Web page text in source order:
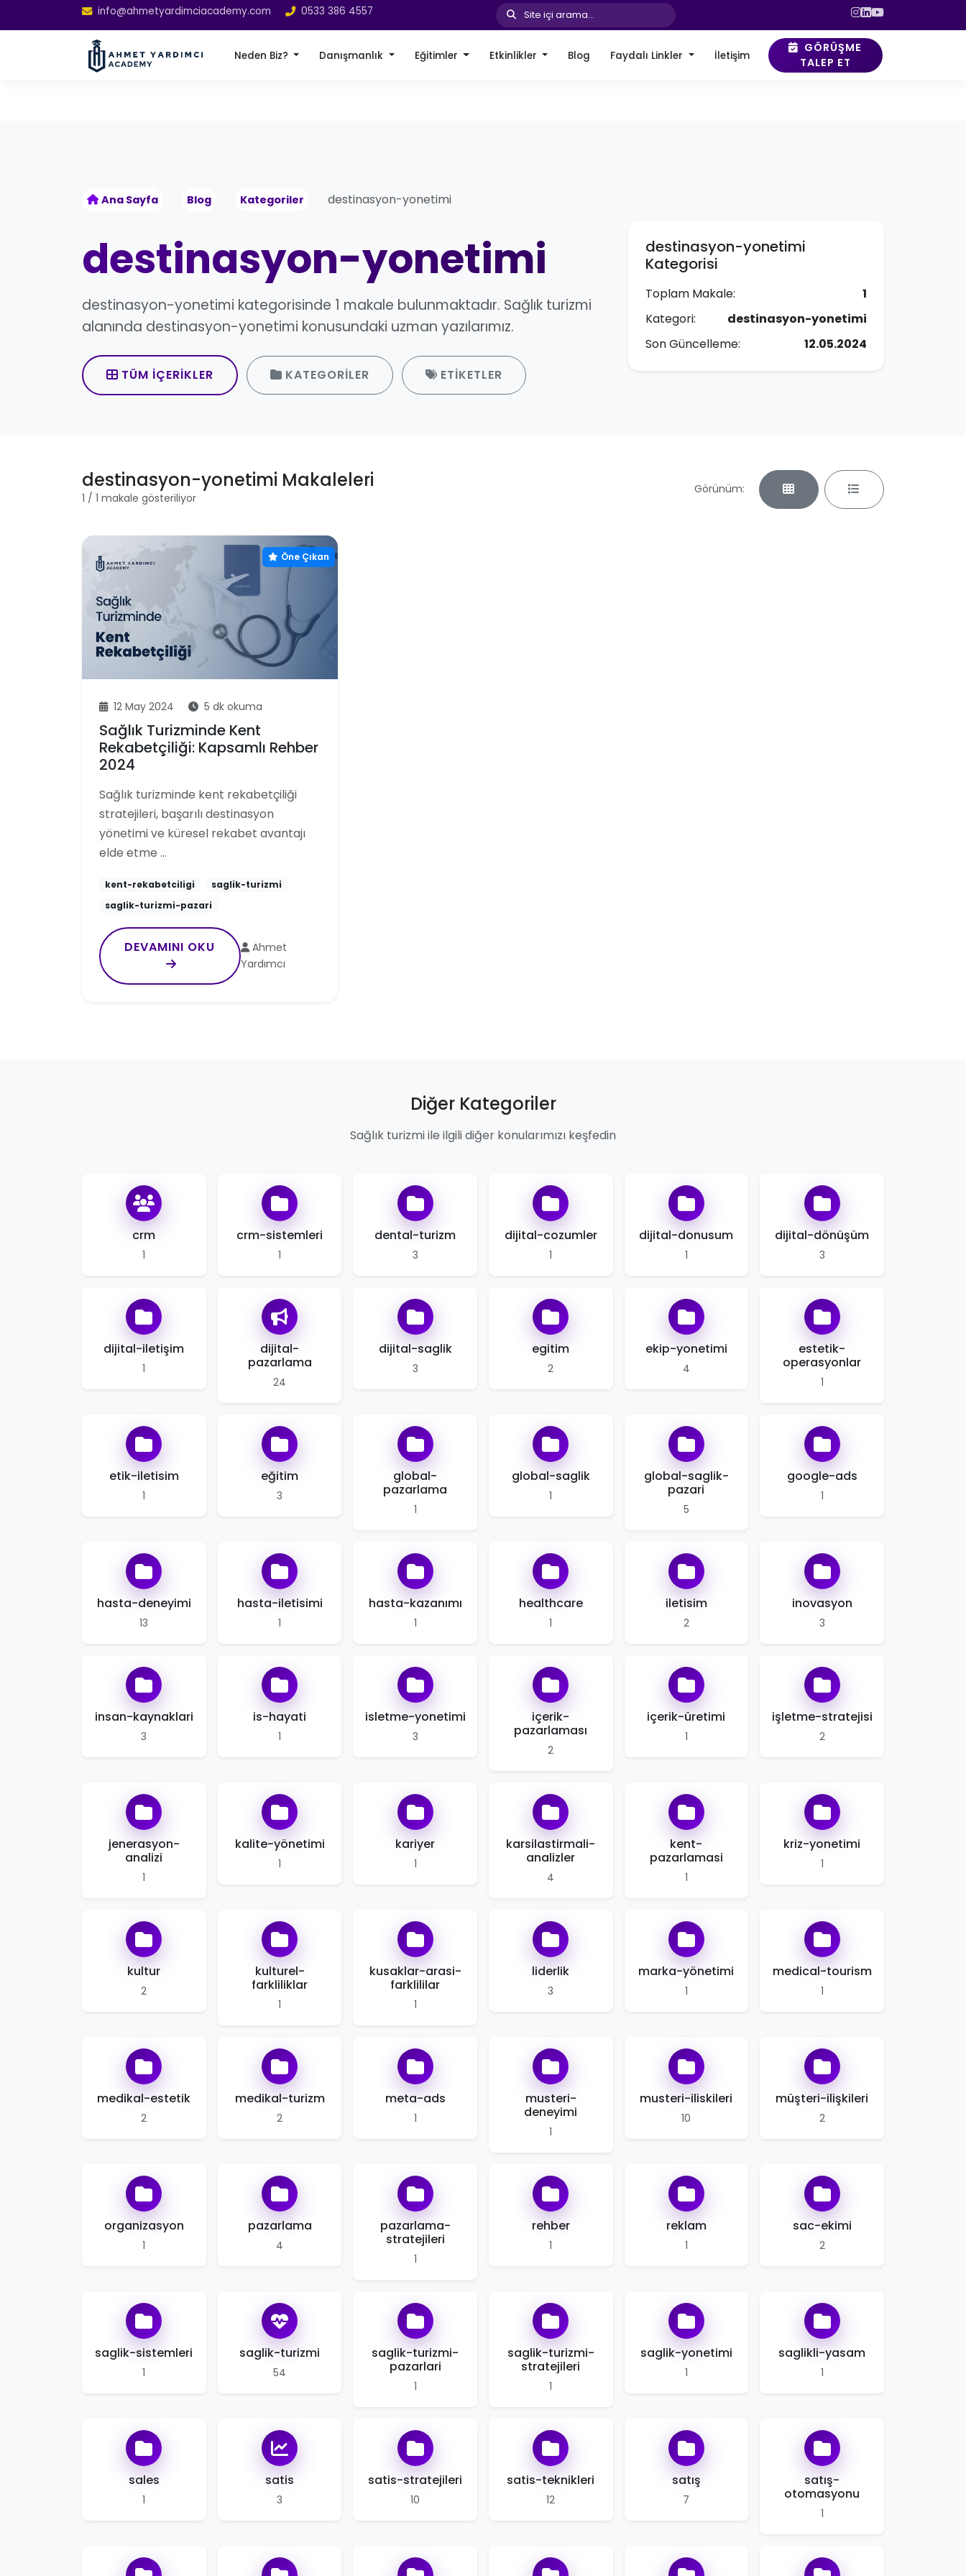
info@ahmetyardimciacademy.com 0533 386 4557 Site içi arama...
Neden Biz? Danışmanlık Eğitimler Etkinlikler Blog Faydalı Linkler İletişim
GÖRÜŞME
TALEP ET
Ana Sayfa Blog Kategoriler destinasyon-yonetimi
destinasyon-yonetimi
destinasyon-yonetimi kategorisinde 1 makale bulunmaktadır. Sağlık turizmi
alanında destinasyon-yonetimi konusundaki uzman yazılarımız.
TÜM İÇERIKLER KATEGORILER ETIKETLER
destinasyon-yonetimi
Kategorisi
Toplam Makale:
1
Kategori:
destinasyon-yonetimi
Son Güncelleme:
12.05.2024
destinasyon-yonetimi Makaleleri
1 / 1 makale gösteriliyor
Görünüm:
Öne Çıkan
12 May 2024 5 dk okuma
Sağlık Turizminde Kent
Rekabetçiliği: Kapsamlı Rehber
2024
Sağlık turizminde kent rekabetçiliği
stratejileri, başarılı destinasyon
yönetimi ve küresel rekabet avantajı
elde etme …
kent-rekabetciligi
saglik-turizmi
saglik-turizmi-pazari
DEVAMINI OKU
Ahmet
Yardımcı
Diğer Kategoriler
Sağlık turizmi ile ilgili diğer konularımızı keşfedin
crm
1
crm-sistemleri
1
dental-turizm
3
dijital-cozumler
1
dijital-donusum
1
dijital-dönüşüm
3
dijital-iletişim
1
dijital-
pazarlama
24
dijital-saglik
3
egitim
2
ekip-yonetimi
4
estetik-
operasyonlar
1
etik-iletisim
1
eğitim
3
global-
pazarlama
1
global-saglik
1
global-saglik-
pazari
5
google-ads
1
hasta-deneyimi
13
hasta-iletisimi
1
hasta-kazanımı
1
healthcare
1
iletisim
2
inovasyon
3
insan-kaynaklari
3
is-hayati
1
isletme-yonetimi
3
içerik-
pazarlaması
2
içerik-üretimi
1
işletme-stratejisi
2
jenerasyon-
analizi
1
kalite-yönetimi
1
kariyer
1
karsilastirmali-
analizler
4
kent-
pazarlamasi
1
kriz-yonetimi
1
kultur
2
kulturel-
farkliliklar
1
kusaklar-arasi-
farklililar
1
liderlik
3
marka-yönetimi
1
medical-tourism
1
medikal-estetik
2
medikal-turizm
2
meta-ads
1
musteri-
deneyimi
1
musteri-iliskileri
10
müşteri-ilişkileri
2
organizasyon
1
pazarlama
4
pazarlama-
stratejileri
1
rehber
1
reklam
1
sac-ekimi
2
saglik-sistemleri
1
saglik-turizmi
54
saglik-turizmi-
pazarlari
1
saglik-turizmi-
stratejileri
1
saglik-yonetimi
1
saglikli-yasam
1
sales
1
satis
3
satis-stratejileri
10
satis-teknikleri
12
satış
7
satış-
otomasyonu
1